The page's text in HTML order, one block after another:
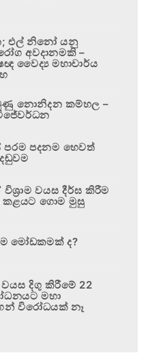
එල් නිනෝ යනු
අවදානමකි –
වෛද්‍ය මහාචාර්ය
නොනිදන කම්හල –
පරම පදනම හෙවත්
වයස දීර්ඝ කිරීම
කළයට ගොම මුසු
මෝඩකමක් ද?
දිගු කිරීමේ 22
මහා
විරෝධයක් නෑ